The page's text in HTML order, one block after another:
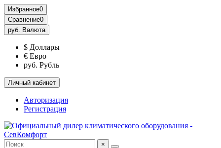
Избранное0
Сравнение0
руб. Валюта
$ Доллары
€ Евро
руб. Рубль
Личный кабинет
Авторизация
Регистрация
×